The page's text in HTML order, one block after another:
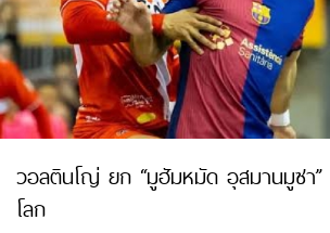
วอลตินโญ่ ยก “มูฮัมหมัด อุสมานมูซา”
โลก